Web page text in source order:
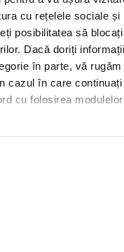
cu rețelele sociale și
posibilitatea să
Dacă doriți
în parte, vă
cazul în care
cu folosirea
PREȚ 71.99 RON